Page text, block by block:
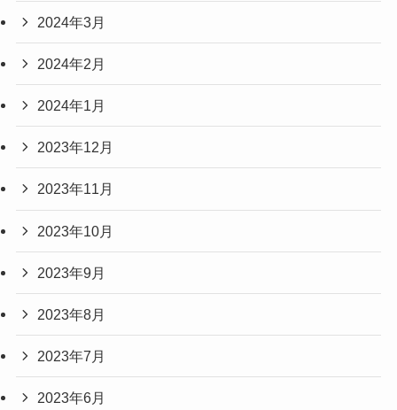
2024年3月
2024年2月
2024年1月
2023年12月
2023年11月
2023年10月
2023年9月
2023年8月
2023年7月
2023年6月